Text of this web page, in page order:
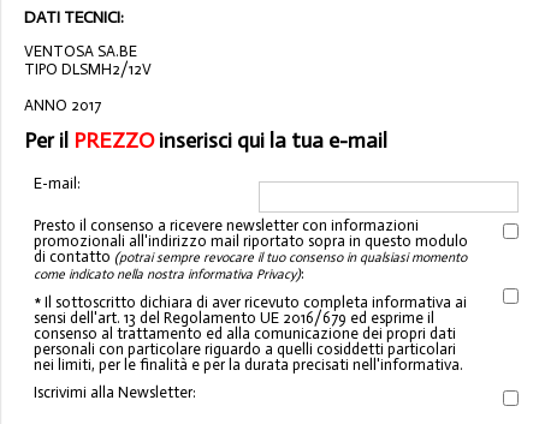
DATI TECNICI:
VENTOSA SA.BE
TIPO DLSMH2/12V
ANNO 2017
Per il PREZZOinserisci qui la tua e-mail
E-mail:
Presto il consenso a ricevere newsletter con informazioni
promozionali all'indirizzo mail riportato sopra in questo modulo
di contatto (potrai sempre revocare il tuo consenso in qualsiasi momento
come indicato nella nostra informativa Privacy):
* Il sottoscritto dichiara di aver ricevuto completa informativa ai
sensi dell'art. 13 del Regolamento UE 2016/679 ed esprime il
consenso al trattamento ed alla comunicazione dei propri dati
personali con particolare riguardo a quelli cosiddetti particolari
nei limiti, per le finalità e per la durata precisati nell'informativa.
Iscrivimi alla Newsletter: